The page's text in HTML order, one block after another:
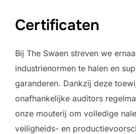
Certificaten
Bij The Swaen streven we
industrienormen te halen en
garanderen. Dankzij deze
onafhankelijke auditors
onze mouterij om volledige
veiligheids- en